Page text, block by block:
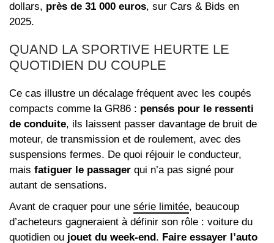
dollars, près de 31 000 euros, sur Cars & Bids en
2025.
QUAND LA SPORTIVE HEURTE LE
QUOTIDIEN DU COUPLE
Ce cas illustre un décalage fréquent avec les coupés
compacts comme la GR86 : pensés pour le ressenti
de conduite, ils laissent passer davantage de bruit de
moteur, de transmission et de roulement, avec des
suspensions fermes. De quoi réjouir le conducteur,
mais fatiguer le passager qui n’a pas signé pour
autant de sensations.
Avant de craquer pour une série limitée, beaucoup
d’acheteurs gagneraient à définir son rôle : voiture du
quotidien ou jouet du week-end . Faire essayer l’auto